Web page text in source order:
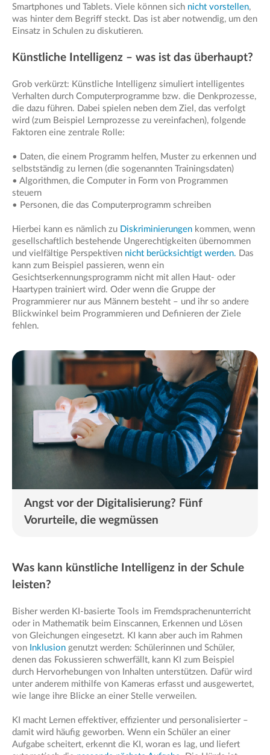
Smartphones und Tablets. Viele können sich nicht vorstellen,
was hinter dem Begriff steckt. Das ist aber notwendig, um den
Einsatz in Schulen zu diskutieren.
Künstliche Intelligenz – was ist das überhaupt?
Grob verkürzt: Künstliche Intelligenz simuliert intelligentes
Verhalten durch Computerprogramme bzw. die Denkprozesse,
die dazu führen. Dabei spielen neben dem Ziel, das verfolgt
wird (zum Beispiel Lernprozesse zu vereinfachen), folgende
Faktoren eine zentrale Rolle:
• Daten, die einem Programm helfen, Muster zu erkennen und
selbstständig zu lernen (die sogenannten Trainingsdaten)
• Algorithmen, die Computer in Form von Programmen
steuern
• Personen, die das Computerprogramm schreiben
Hierbei kann es nämlich zu Diskriminierungen kommen, wenn
gesellschaftlich bestehende Ungerechtigkeiten übernommen
und vielfältige Perspektiven nicht berücksichtigt werden. Das
kann zum Beispiel passieren, wenn ein
Gesichtserkennungsprogramm nicht mit allen Haut- oder
Haartypen trainiert wird. Oder wenn die Gruppe der
Programmierer nur aus Männern besteht – und ihr so andere
Blickwinkel beim Programmieren und Definieren der Ziele
fehlen.
Angst vor der Digitalisierung? Fünf
Vorurteile, die wegmüssen
Was kann künstliche Intelligenz in der Schule
leisten?
Bisher werden KI-basierte Tools im Fremdsprachenunterricht
oder in Mathematik beim Einscannen, Erkennen und Lösen
von Gleichungen eingesetzt. KI kann aber auch im Rahmen
von Inklusion genutzt werden: Schülerinnen und Schüler,
denen das Fokussieren schwerfällt, kann KI zum Beispiel
durch Hervorhebungen von Inhalten unterstützen. Dafür wird
unter anderem mithilfe von Kameras erfasst und ausgewertet,
wie lange ihre Blicke an einer Stelle verweilen.
KI macht Lernen effektiver, effizienter und personalisierter –
damit wird häufig geworben. Wenn ein Schüler an einer
Aufgabe scheitert, erkennt die KI, woran es lag, und liefert